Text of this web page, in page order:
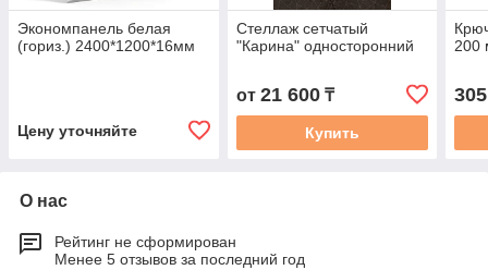
Экономпанель белая
(гориз.) 2400*1200*16мм
Цену уточняйте
Стеллаж сетчатый
"Карина" односторонний
от 21 600₸
Купить
200
305
О нас
Рейтинг не сформирован
Менее 5 отзывов за последний год